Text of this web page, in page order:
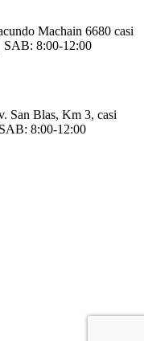
Machain 6680 casi
8:00-12:00
San Blas, Km 3, casi
8:00-12:00